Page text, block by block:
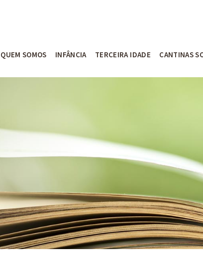
QUEM SOMOS INFÂNCIA TERCEIRA IDADE CANTINAS